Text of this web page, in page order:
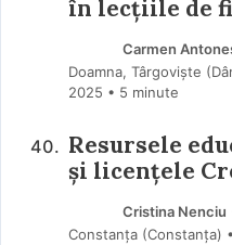
în lecțiile de
Carmen
Doamna, Târgoviște
2025 • 5 minute
Resursele
și licențele
Cristina Nenciu
Constanța (Constanţa)